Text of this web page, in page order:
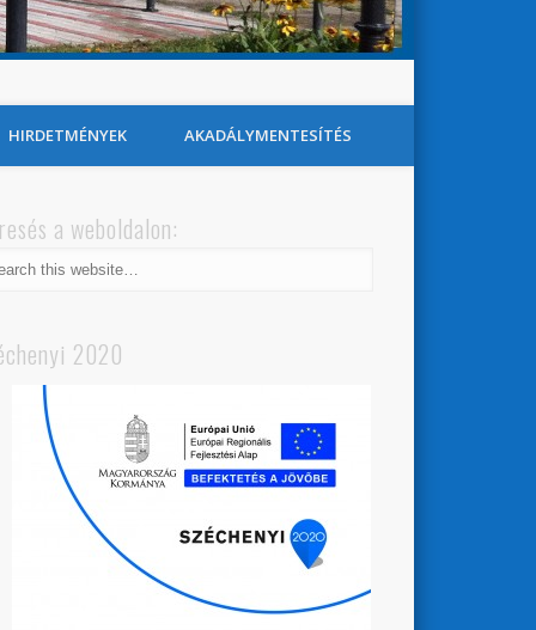
HIRDETMÉNYEK AKADÁLYMENTESÍTÉS
a weboldalon:
2020